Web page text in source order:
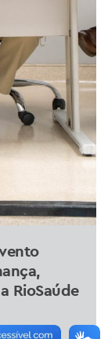
RioSaúde